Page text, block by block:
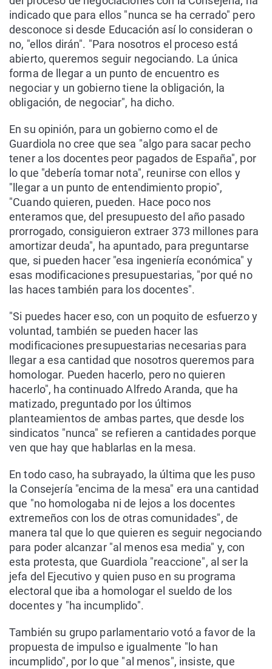
indicado que para ellos "nunca se ha cerrado" pero
desconoce si desde Educación así lo consideran o
no, "ellos dirán". "Para nosotros el proceso está
abierto, queremos seguir negociando. La única
forma de llegar a un punto de encuentro es
negociar y un gobierno tiene la obligación, la
obligación, de negociar", ha dicho.
En su opinión, para un gobierno como el de
Guardiola no cree que sea "algo para sacar pecho
tener a los docentes peor pagados de España", por
lo que "debería tomar nota", reunirse con ellos y
"llegar a un punto de entendimiento propio",
"Cuando quieren, pueden. Hace poco nos
enteramos que, del presupuesto del año pasado
prorrogado, consiguieron extraer 373 millones para
amortizar deuda", ha apuntado, para preguntarse
que, si pueden hacer "esa ingeniería económica" y
esas modificaciones presupuestarias, "por qué no
las haces también para los docentes".
"Si puedes hacer eso, con un poquito de esfuerzo y
voluntad, también se pueden hacer las
modificaciones presupuestarias necesarias para
llegar a esa cantidad que nosotros queremos para
homologar. Pueden hacerlo, pero no quieren
hacerlo", ha continuado Alfredo Aranda, que ha
matizado, preguntado por los últimos
planteamientos de ambas partes, que desde los
sindicatos "nunca" se refieren a cantidades porque
ven que hay que hablarlas en la mesa.
En todo caso, ha subrayado, la última que les puso
la Consejería "encima de la mesa" era una cantidad
que "no homologaba ni de lejos a los docentes
extremeños con los de otras comunidades", de
manera tal que lo que quieren es seguir negociando
para poder alcanzar "al menos esa media" y, con
esta protesta, que Guardiola "reaccione", al ser la
jefa del Ejecutivo y quien puso en su programa
electoral que iba a homologar el sueldo de los
docentes y "ha incumplido".
También su grupo parlamentario votó a favor de la
propuesta de impulso e igualmente "lo han
incumplido", por lo que "al menos", insiste, que